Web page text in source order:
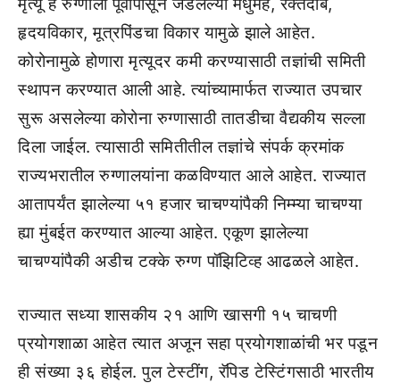
हृदयविकार, मूत्रपिंडचा विकार यामुळे झाले आहेत.
कोरोनामुळे होणारा मृत्यूदर कमी करण्यासाठी तज्ञांची समिती
स्थापन करण्यात आली आहे. त्यांच्यामार्फत राज्यात उपचार
सुरू असलेल्या कोरोना रुग्णासाठी तातडीचा वैद्यकीय सल्ला
दिला जाईल. त्यासाठी समितीतील तज्ञांचे संपर्क क्रमांक
राज्यभरातील रुग्णालयांना कळविण्यात आले आहेत. राज्यात
आतापर्यंत झालेल्या ५१ हजार चाचण्यांपैकी निम्म्या चाचण्या
ह्या मुंबईत करण्यात आल्या आहेत. एकूण झालेल्या
चाचण्यांपैकी अडीच टक्के रुग्ण पॉझिटिव्ह आढळले आहेत.
राज्यात सध्या शासकीय २१ आणि खासगी १५ चाचणी
प्रयोगशाळा आहेत त्यात अजून सहा प्रयोगशाळांची भर पडून
ही संख्या ३६ होईल. पुल टेस्टींग, रॅपिड टेस्टिंगसाठी भारतीय